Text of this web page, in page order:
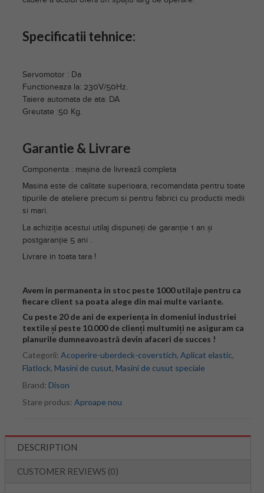
Specificatii tehnice:
Servomotor : Da
Functioneaza la: 230V/50Hz.
Taiere automata de ata: DA
Greutate :50 Kg.
Garantie & Livrare
Componenta : mașina de livrează completa
Masina este de calitate superioara, recomandata pentru toate
tipurile de ateliere precum si pentru fabrici cu productii medii
si mari.
La achiziția acestui utilaj dispuneți de garanție 1 an și
postgaranție 5 ani .
Livrare in toata tara !
Avem in permanenta in stoc peste 1000 utilaje pentru ca
fiecare client sa poata alege din mai multe variante.
Cu peste 20 de ani de experiența in domeniul industriei
textile și peste 10.000 de clienți multumiți ne asiguram ca
planurile dumneavoastră devin afaceri de succes !
Categorii: Acoperire-uberdeck-coverstich, Aplicat elastic,
Flatlock, Masini de cusut, Masini de cusut speciale
Brand: Dison
Stare produs: Aproape nou
DESCRIPTION
CUSTOMER REVIEWS (0)